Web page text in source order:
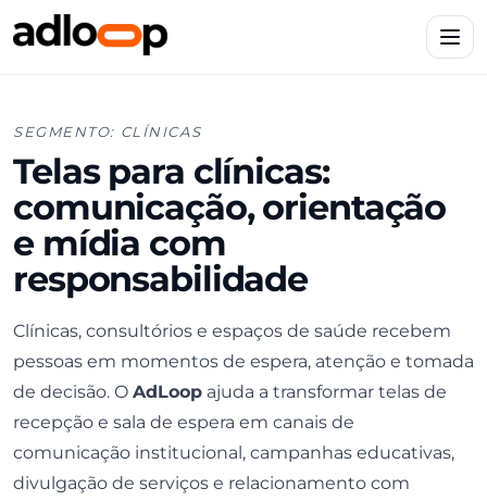
SEGMENTO: CLÍNICAS
Telas para clínicas:
comunicação, orientação
e mídia com
responsabilidade
Clínicas, consultórios e espaços de saúde recebem
pessoas em momentos de espera, atenção e tomada
de decisão. O AdLoop ajuda a transformar telas de
recepção e sala de espera em canais de
comunicação institucional, campanhas educativas,
divulgação de serviços e relacionamento com